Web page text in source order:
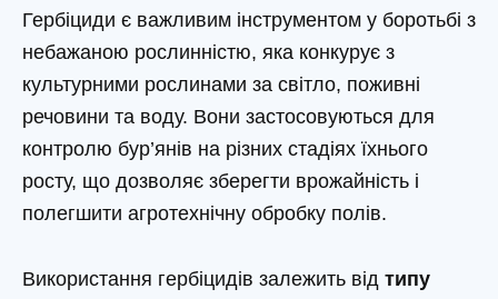
Гербіциди є важливим інструментом у боротьбі з
небажаною рослинністю, яка конкурує з
культурними рослинами за світло, поживні
речовини та воду. Вони застосовуються для
контролю бур’янів на різних стадіях їхнього
росту, що дозволяє зберегти врожайність і
полегшити агротехнічну обробку полів.
Використання гербіцидів залежить від типу